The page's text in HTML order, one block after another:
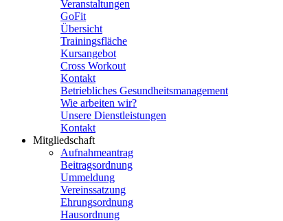
Veranstaltungen
GoFit
Übersicht
Trainingsfläche
Kursangebot
Cross Workout
Kontakt
Betriebliches Gesundheitsmanagement
Wie arbeiten wir?
Unsere Dienstleistungen
Kontakt
Mitgliedschaft
Aufnahmeantrag
Beitragsordnung
Ummeldung
Vereinssatzung
Ehrungsordnung
Hausordnung